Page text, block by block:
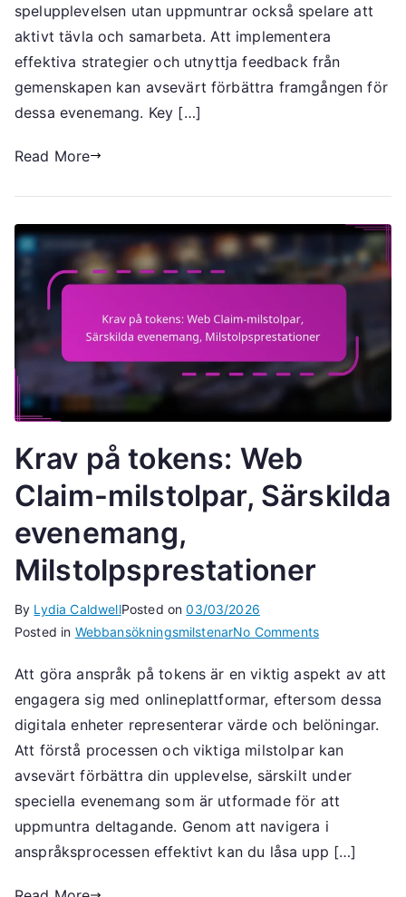
spelupplevelsen utan uppmuntrar också spelare att
aktivt tävla och samarbeta. Att implementera
effektiva strategier och utnyttja feedback från
gemenskapen kan avsevärt förbättra framgången för
dessa evenemang. Key […]
Read More
Krav på tokens: Web
Claim-milstolpar, Särskilda
evenemang,
Milstolpsprestationer
By Lydia CaldwellPosted on03/03/2026
Posted in WebbansökningsmilstenarNo Commentson
på
tokens:
Web
Claim-
milstolpar,
evenemang,
Att göra anspråk på tokens är en viktig aspekt av att
engagera sig med onlineplattformar, eftersom dessa
digitala enheter representerar värde och belöningar.
Att förstå processen och viktiga milstolpar kan
avsevärt förbättra din upplevelse, särskilt under
speciella evenemang som är utformade för att
uppmuntra deltagande. Genom att navigera i
anspråksprocessen effektivt kan du låsa upp […]